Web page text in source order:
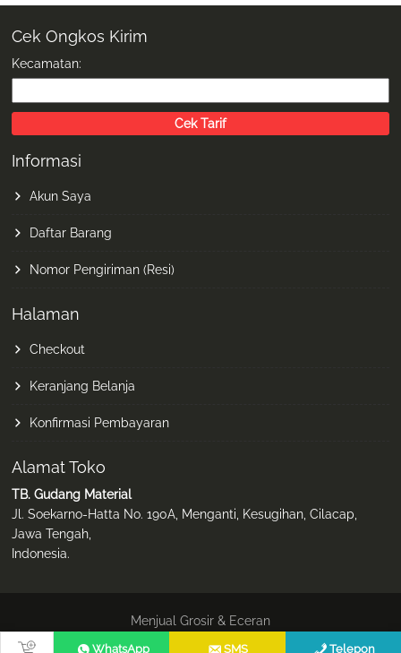
WhatsApp SMS Telepon
Cek Ongkos Kirim
Kecamatan:
Informasi
Akun Saya
Daftar Barang
Nomor Pengiriman (Resi)
Halaman
Checkout
Keranjang Belanja
Konfirmasi Pembayaran
Alamat Toko
TB. Gudang Material
Jl. Soekarno-Hatta No. 190A, Menganti, Kesugihan, Cilacap,
Jawa Tengah,
Indonesia.
Menjual Grosir & Eceran
© Theme: AskNet Store, oleh Netrix Ken